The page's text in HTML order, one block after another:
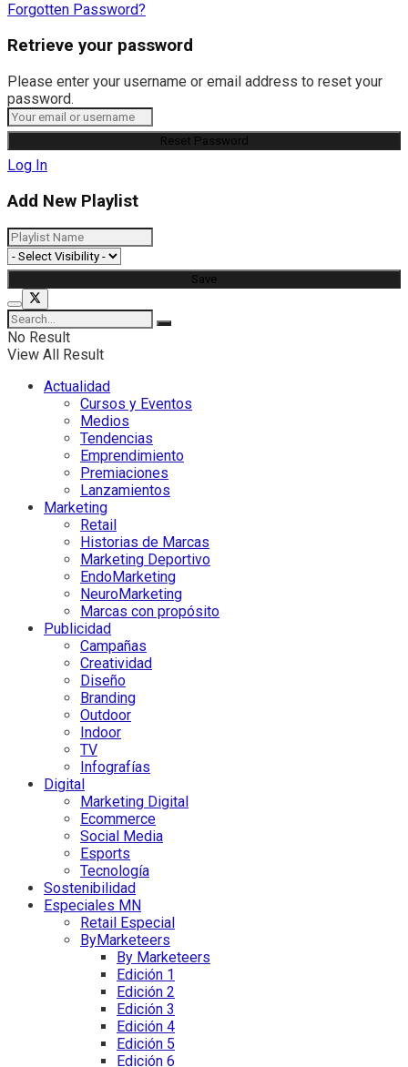
Forgotten Password?
Retrieve your password
Please enter your username or email address to reset your
password.
Log In
Add New Playlist
No Result
View All Result
Actualidad
Cursos y Eventos
Medios
Tendencias
Emprendimiento
Premiaciones
Lanzamientos
Marketing
Retail
Historias de Marcas
Marketing Deportivo
EndoMarketing
NeuroMarketing
Marcas con propósito
Publicidad
Campañas
Creatividad
Diseño
Branding
Outdoor
Indoor
TV
Infografías
Digital
Marketing Digital
Ecommerce
Social Media
Esports
Tecnología
Sostenibilidad
Especiales MN
Retail Especial
ByMarketeers
By Marketeers
Edición 1
Edición 2
Edición 3
Edición 4
Edición 5
Edición 6